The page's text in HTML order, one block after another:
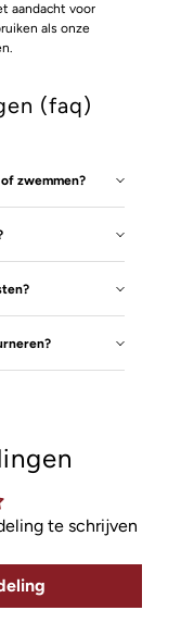
aandacht voor
als onze
(faq)
zwemmen?
te schrijven